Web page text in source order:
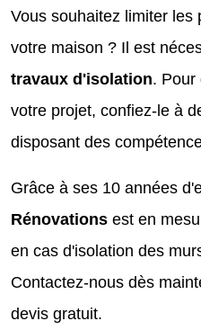
Vous souhaitez limiter les
votre maison ? Il est
travaux d'isolation. Pour
votre projet, confiez-le à
disposant des
Grâce à ses 10 années
Rénovations est en
en cas d'isolation des
Contactez-nous dès
devis gratuit.